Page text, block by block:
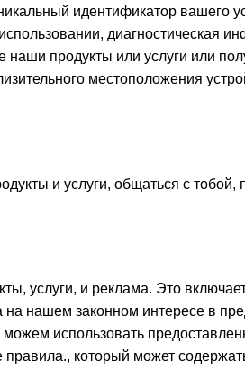
идентификатор вашего
диагностическая
продукты или услуги или
местоположения
и услуги, общаться с
услуги, и реклама. Это
на нашем законном интересе в
можем использовать
который может